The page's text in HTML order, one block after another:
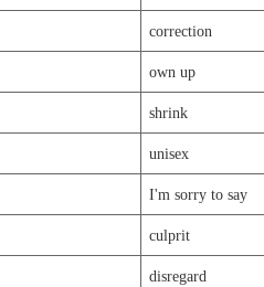
correction
own up
shrink
unisex
I'm sorry to say
culprit
disregard